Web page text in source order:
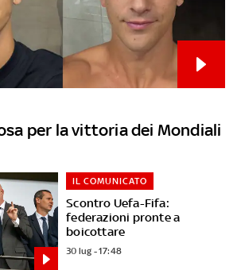
per la vittoria dei Mondiali
Scontro Uefa-Fifa:
federazioni pronte a
boicottare
IL COMUNICATO
30 lug - 17:48